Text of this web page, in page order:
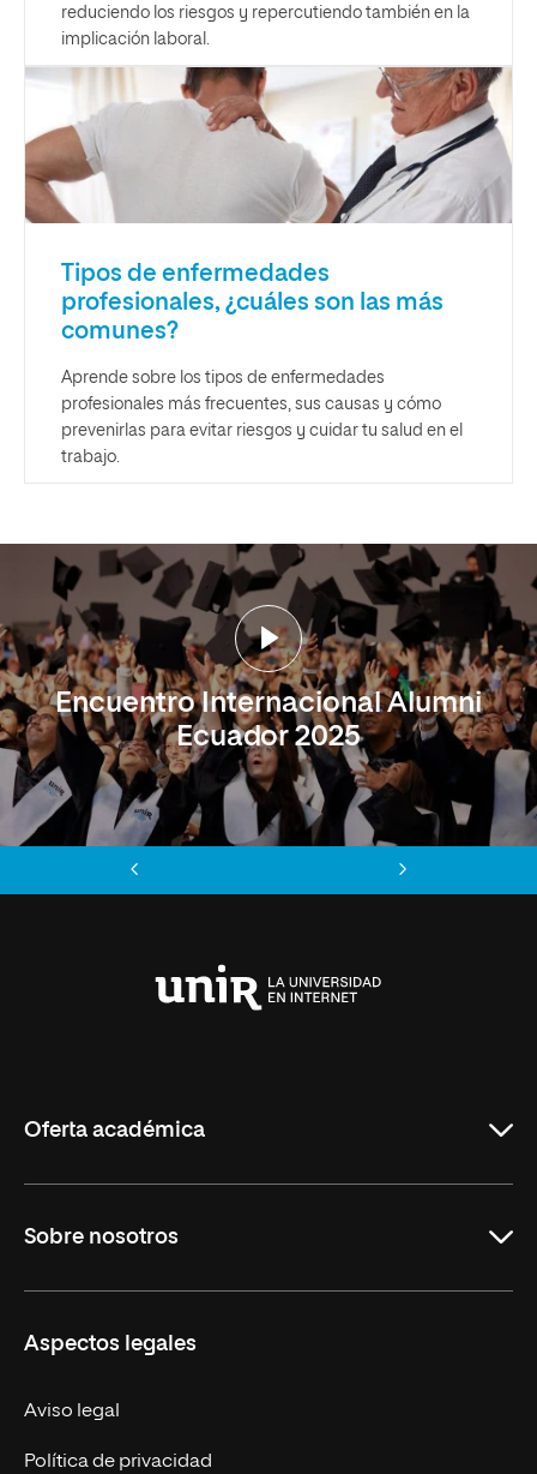
reduciendo los riesgos y repercutiendo también en la
implicación laboral.
Tipos de enfermedades
profesionales, ¿cuáles son las más
comunes?
Aprende sobre los tipos de enfermedades
profesionales más frecuentes, sus causas y cómo
prevenirlas para evitar riesgos y cuidar tu salud en el
trabajo.
Encuentro Internacional Alumni
Ecuador 2025
Oferta académica
Formación Continua
Sobre nosotros
Trabaja en UNIR
Actualidad
Contáctanos
Aspectos legales
Aviso legal
Política de privacidad